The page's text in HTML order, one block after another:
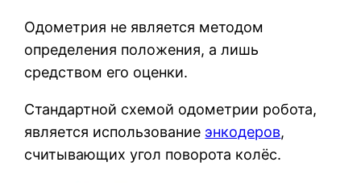
Одометрия не является методом
определения положения, а лишь
средством его оценки.
Стандартной схемой одометрии робота,
является использование энкодеров,
считывающих угол поворота колёс.